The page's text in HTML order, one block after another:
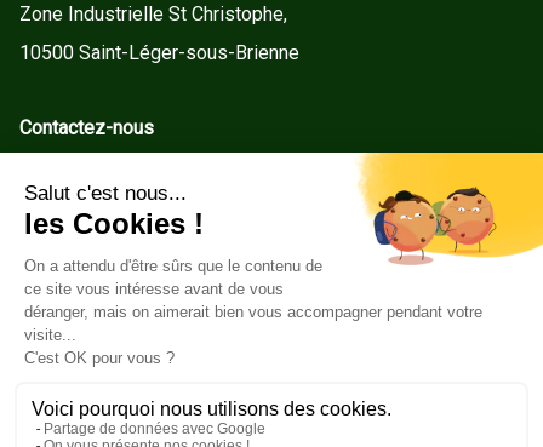
Zone Industrielle St Christophe,
10500 Saint-Léger-sous-Brienne
Contactez-nous
Tel : +33(0)3 25 92 78 60
Service client
Conditions Générales de Vente
Mentions légales
Politique de cookies